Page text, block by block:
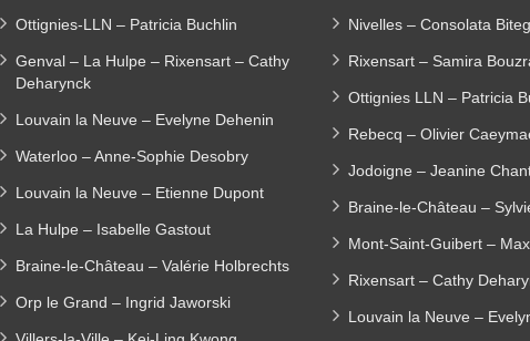
Ottignies-LLN – Patricia Buchlin
Genval – La Hulpe – Rixensart – Cathy
Deharynck
Louvain la Neuve – Evelyne Dehenin
Waterloo – Anne-Sophie Desobry
Louvain la Neuve – Etienne Dupont
La Hulpe – Isabelle Gastout
Braine-le-Château – Valérie Holbrechts
Orp le Grand – Ingrid Jaworski
Nivelles – Consolata
Rixensart – Samira
Ottignies LLN – Patricia
Rebecq – Olivier
Jodoigne – Jeanine
Braine-le-Château –
Mont-Saint-Guibert –
Rixensart – Cathy
Louvain la Neuve –